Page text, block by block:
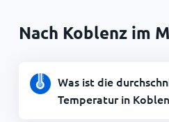
Nach Koblenz im
Was ist die
Temperatur in